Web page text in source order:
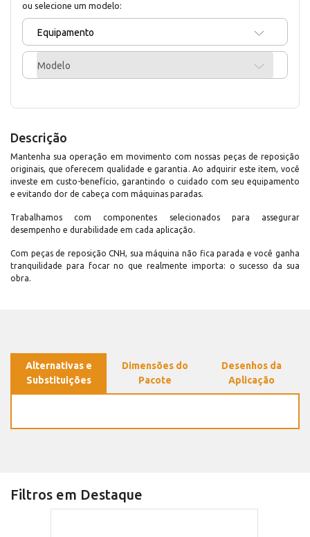
ou selecione um modelo:
Equipamento
Modelo
Descrição
Mantenha sua operação em movimento com nossas peças de reposição
originais, que oferecem qualidade e garantia. Ao adquirir este item, você
investe em custo-benefício, garantindo o cuidado com seu equipamento
e evitando dor de cabeça com máquinas paradas.
Trabalhamos com componentes selecionados para assegurar
desempenho e durabilidade em cada aplicação.
Com peças de reposição CNH, sua máquina não fica parada e você ganha
tranquilidade para focar no que realmente importa: o sucesso da sua
obra.
Alternativas e
Substituições
Dimensões do
Pacote
Desenhos da
Aplicação
Filtros em Destaque